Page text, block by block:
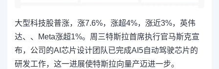
大型科技股普涨，涨7.6%，涨超4%，涨近3%，英伟
达、、Meta涨超1%。周三特斯拉首席执行官马斯克宣
布，公司的AI芯片设计团队已完成AI5自动驾驶芯片的
研发工作，这一进展使特斯拉向量产迈进一步。